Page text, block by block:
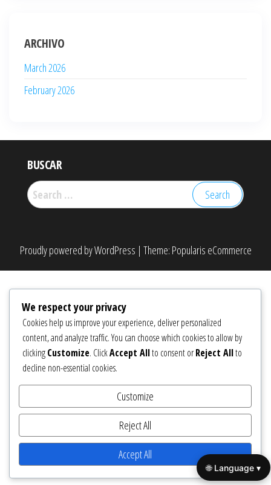
ARCHIVO
March 2026
February 2026
BUSCAR
Search
for:
Proudly powered byWordPress | Theme: Popularis eCommerce
We respect your privacy
Cookies help us improve your experience, deliver personalized
content, and analyze traffic. You can choose which cookies to allow by
clickingCustomize. ClickAccept Allto consent orReject Allto
decline non-essential cookies.
Customize
Reject All
Accept All
🌐 Language ▾